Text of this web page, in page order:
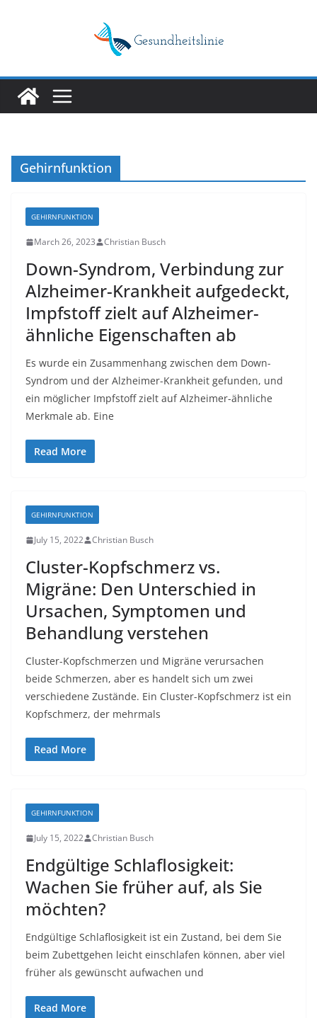
Gehirnfunktion
GEHIRNFUNKTION
March 26, 2023 Christian Busch
Down-Syndrom, Verbindung zur
Alzheimer-Krankheit aufgedeckt,
Impfstoff zielt auf Alzheimer-
ähnliche Eigenschaften ab
Es wurde ein Zusammenhang zwischen dem Down-
Syndrom und der Alzheimer-Krankheit gefunden, und
ein möglicher Impfstoff zielt auf Alzheimer-ähnliche
Merkmale ab. Eine
Read More
GEHIRNFUNKTION
July 15, 2022 Christian Busch
Cluster-Kopfschmerz vs.
Migräne: Den Unterschied in
Ursachen, Symptomen und
Behandlung verstehen
Cluster-Kopfschmerzen und Migräne verursachen
beide Schmerzen, aber es handelt sich um zwei
verschiedene Zustände. Ein Cluster-Kopfschmerz ist ein
Kopfschmerz, der mehrmals
Read More
GEHIRNFUNKTION
July 15, 2022 Christian Busch
Endgültige Schlaflosigkeit:
Wachen Sie früher auf, als Sie
möchten?
Endgültige Schlaflosigkeit ist ein Zustand, bei dem Sie
beim Zubettgehen leicht einschlafen können, aber viel
früher als gewünscht aufwachen und
Read More